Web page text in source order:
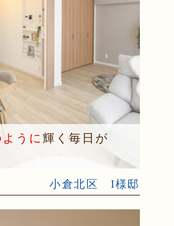
うに輝く毎日が
小倉北区 I様邸